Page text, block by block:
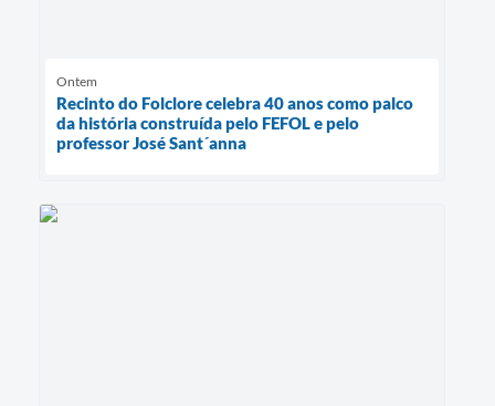
Ontem
Recinto do Folclore celebra 40 anos como palco
da história construída pelo FEFOL e pelo
professor José Sant´anna